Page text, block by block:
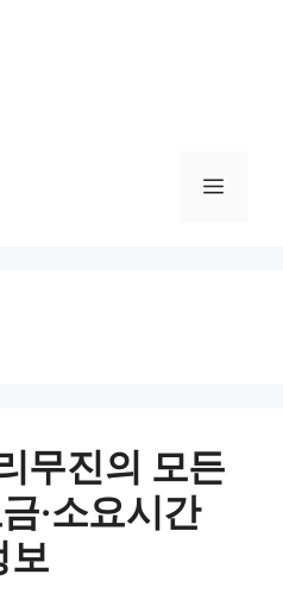
메
무진의 모든
·소요시간
보